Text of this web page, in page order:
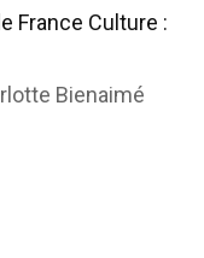
France Culture :
Bienaimé